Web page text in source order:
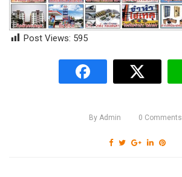
Post Views: 595
By Admin 0 Comments